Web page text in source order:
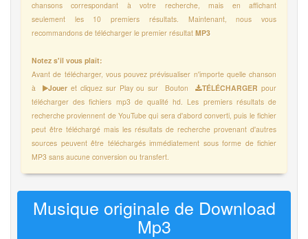
chansons correspondant à votre recherche, mais en affichant
seulement les 10 premiers résultats. Maintenant, nous vous
recommandons de télécharger le premier résultat MP3
Notez s'il vous plaît:
Avant de télécharger, vous pouvez prévisualiser n'importe quelle chanson
à
Jouer et cliquez sur Play ou sur Bouton TÉLÉCHARGERpour
télécharger des fichiers mp3 de qualité hd. Les premiers résultats de
recherche proviennent de YouTube qui sera d'abord converti, puis le fichier
peut être téléchargé mais les résultats de recherche provenant d'autres
sources peuvent être téléchargés immédiatement sous forme de fichier
MP3 sans aucune conversion ou transfert.
Musique originale de Download
Mp3